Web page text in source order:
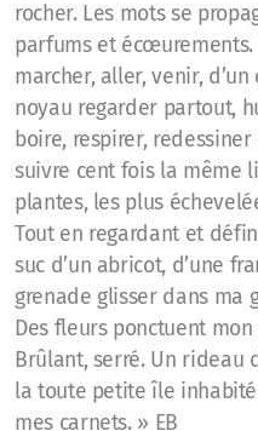
rocher. Les mots se
parfums et écœurements.
marcher, aller, venir,
noyau regarder partout,
boire, respirer,
suivre cent fois la même
plantes, les plus
Tout en regardant et
suc d’un abricot, d’une
grenade glisser dans ma
Des fleurs ponctuent
Brûlant, serré. Un rideau
la toute petite île
mes carnets. » EB